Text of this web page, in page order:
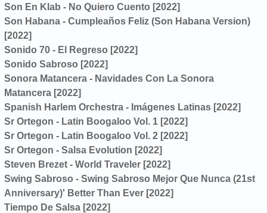
Son En Klab - No Quiero Cuento [2022]
Son Habana - Cumpleaños Feliz (Son Habana Version)
[2022]
Sonido 70 - El Regreso [2022]
Sonido Sabroso [2022]
Sonora Matancera - Navidades Con La Sonora
Matancera [2022]
Spanish Harlem Orchestra - Imágenes Latinas [2022]
Sr Ortegon - Latin Boogaloo Vol. 1 [2022]
Sr Ortegon - Latin Boogaloo Vol. 2 [2022]
Sr Ortegon - Salsa Evolution [2022]
Steven Brezet - World Traveler [2022]
Swing Sabroso - Swing Sabroso Mejor Que Nunca (21st
Anniversary)' Better Than Ever [2022]
Tiempo De Salsa [2022]